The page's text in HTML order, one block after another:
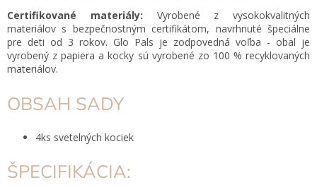
Certifikované materiály: Vyrobené z vysokokvalitných
materiálov s bezpečnostným certifikátom, navrhnuté špeciálne
pre deti od 3 rokov. Glo Pals je zodpovedná voľba - obal je
vyrobený z papiera a kocky sú vyrobené zo 100 % recyklovaných
materiálov.
OBSAH SADY
4ks svetelných kociek
ŠPECIFIKÁCIA: